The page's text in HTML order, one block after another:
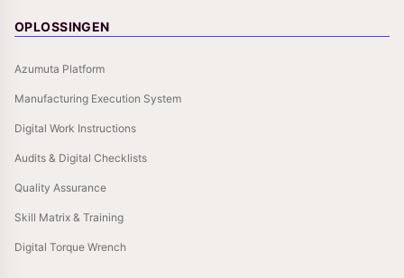
OPLOSSINGEN
Azumuta Platform
Manufacturing Execution System
Digital Work Instructions
Audits & Digital Checklists
Quality Assurance
Skill Matrix & Training
Digital Torque Wrench